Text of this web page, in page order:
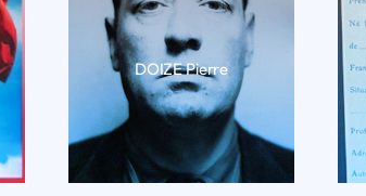
DOIZE Pierre
LIRE LA BIO